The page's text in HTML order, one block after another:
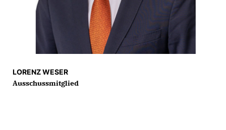
LORENZ WESER
Ausschussmitglied